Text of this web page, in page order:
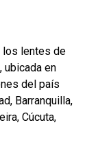
los lentes de
ubicada en
del país
Barranquilla,
Cúcuta,